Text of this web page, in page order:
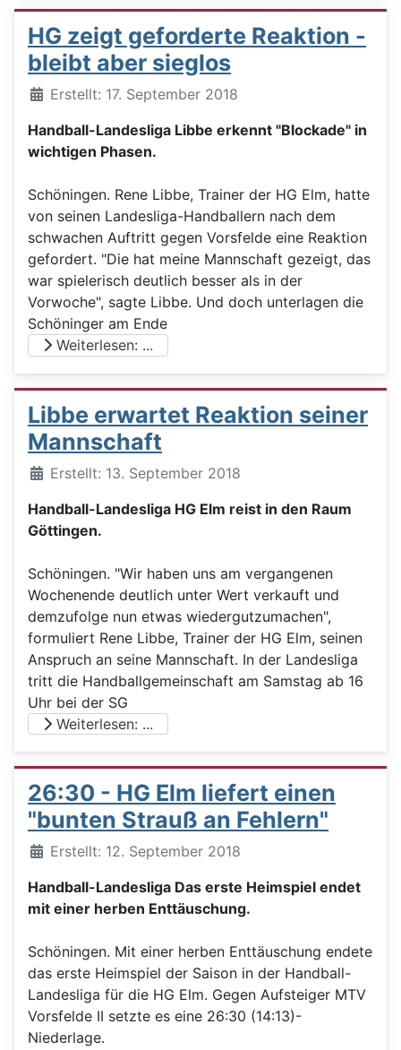
HG zeigt geforderte Reaktion -
bleibt aber sieglos
DetailsErstellt: 17. September 2018
Handball-Landesliga Libbe erkennt "Blockade" in
wichtigen Phasen.
Schöningen. Rene Libbe, Trainer der HG Elm, hatte
von seinen Landesliga-Handballern nach dem
schwachen Auftritt gegen Vorsfelde eine Reaktion
gefordert. "Die hat meine Mannschaft gezeigt, das
war spielerisch deutlich besser als in der
Vorwoche", sagte Libbe. Und doch unterlagen die
Schöninger am Ende
Weiterlesen: ...
Libbe erwartet Reaktion seiner
Mannschaft
DetailsErstellt: 13. September 2018
Handball-Landesliga HG Elm reist in den Raum
Göttingen.
Schöningen. "Wir haben uns am vergangenen
Wochenende deutlich unter Wert verkauft und
demzufolge nun etwas wiedergutzumachen",
formuliert Rene Libbe, Trainer der HG Elm, seinen
Anspruch an seine Mannschaft. In der Landesliga
tritt die Handballgemeinschaft am Samstag ab 16
Uhr bei der SG
Weiterlesen: ...
26:30 - HG Elm liefert einen
"bunten Strauß an Fehlern"
DetailsErstellt: 12. September 2018
Handball-Landesliga Das erste Heimspiel endet
mit einer herben Enttäuschung.
Schöningen. Mit einer herben Enttäuschung endete
das erste Heimspiel der Saison in der Handball-
Landesliga für die HG Elm. Gegen Aufsteiger MTV
Vorsfelde II setzte es eine 26:30 (14:13)-
Niederlage.